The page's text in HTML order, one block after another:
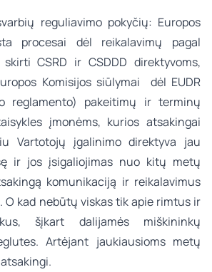
reguliavimo pokyčių: Europos
procesai dėl reikalavimų pagal
CSRD ir CSDDD direktyvoms,
Komisijos siūlymai dėl EUDR
reglamento) pakeitimų ir terminų
įmonėms, kurios atsakingai
Vartotojų įgalinimo direktyva jau
ir jos įsigaliojimas nuo kitų metų
komunikaciją ir reikalavimus
kad nebūtų viskas tik apie rimtus ir
šįkart dalijamės miškininkų
Artėjant jaukiausioms metų